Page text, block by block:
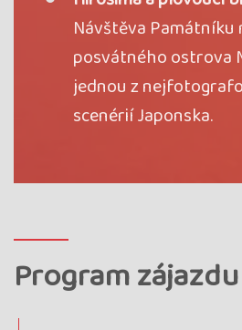
05.05. -
poslední 3 místa, garance odjezdu,
Kód termínu
průvodce: Veronika Štěrbová
Kód termínu
Návštěva Památníku
posvátného ostrova
jednou z
scenérií Japonska.
Program zájazdu